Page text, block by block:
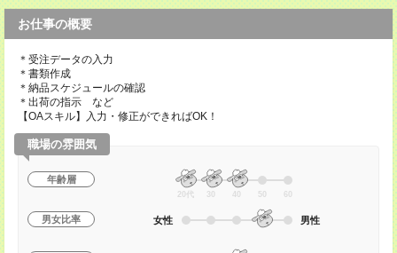
お仕事の概要
＊受注データの入力
＊書類作成
＊納品スケジュールの確認
＊出荷の指示 など
【OAスキル】入力・修正ができればOK！
職場の雰囲気
年齢層
20代 30 40 50 60
男女比率 女性 男性